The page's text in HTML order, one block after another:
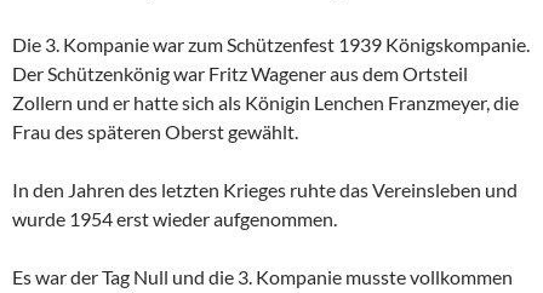
Die 3. Kompanie war zum Schützenfest 1939 Königskompanie.
Der Schützenkönig war Fritz Wagener aus dem Ortsteil
Zollern und er hatte sich als Königin Lenchen Franzmeyer, die
Frau des späteren Oberst gewählt.
In den Jahren des letzten Krieges ruhte das Vereinsleben und
wurde 1954 erst wieder aufgenommen.
Es war der Tag Null und die 3. Kompanie musste vollkommen